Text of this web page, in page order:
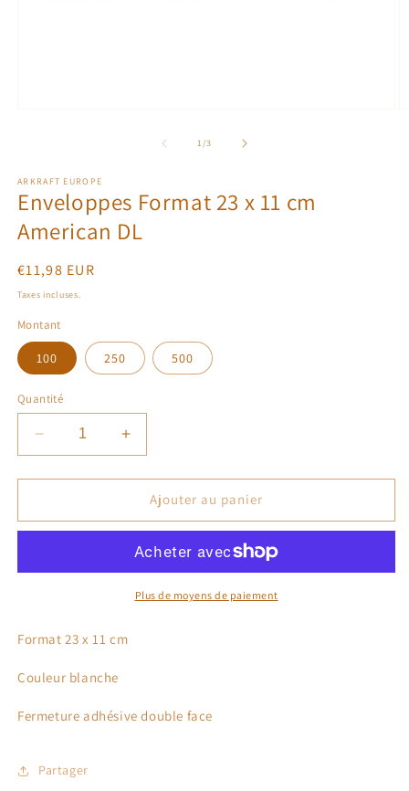
une
fenêtre
modale
1/de
3
ARKRAFT EUROPE
Enveloppes Format 23 x 11 cm
American DL
Prix
habituel
€11,98 EUR
Taxes incluses.
Montant
100 250 500
Quantité
Réduire
la
quantité
Enveloppes
x
American
Augmenter
la
quantité
Enveloppes
23
x
11
American
Ajouter au panier
Plus de moyens de paiement
Format 23 x 11 cm
Couleur blanche
Fermeture adhésive double face
Partager